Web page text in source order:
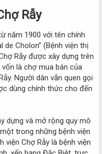
Rẫy​
năm 1900 với tên chính
de Cholon” (Bệnh viện thị
Rẫy được xây dựng trên
là chợ mua bán của
Người dân vẫn quen gọi
dùng chính thức cho đến
dựng và mở rộng quy mô
trong những bệnh viện
viện Chợ Rẫy là bệnh viện